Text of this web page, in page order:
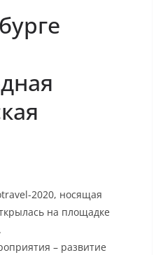
2020, носящая
на площадке
– развитие